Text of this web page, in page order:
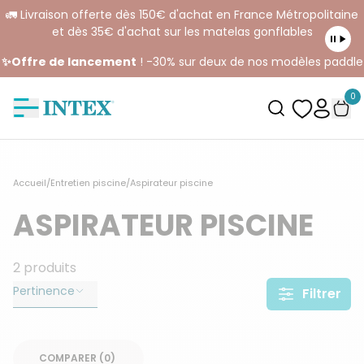
🚛 Livraison offerte dès 150€ d'achat en France Métropolitaine
et dès 35€ d'achat sur les matelas gonflables
✨Offre de lancement ! -30% sur deux de nos modèles paddle
0
Accueil/Entretien piscine/Aspirateur piscine
ASPIRATEUR PISCINE
2 produits
Pertinence Filtrer
COMPARER (0